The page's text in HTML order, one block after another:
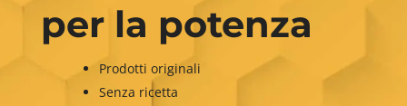
per la potenza
Prodotti originali
Senza ricetta